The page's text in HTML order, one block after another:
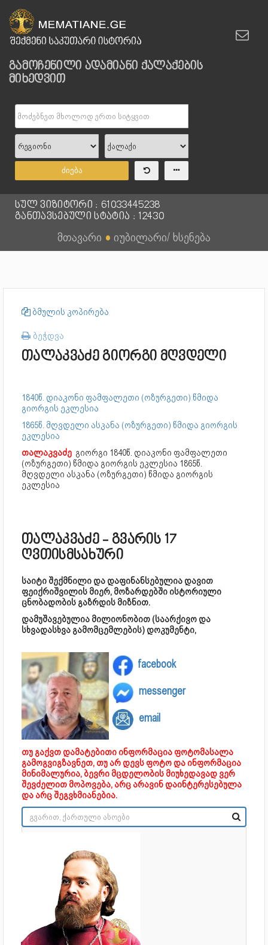
გამოჩენილი ადამიანი ქალაქების
მიხედვით
ძიება
სულ ვიზიტორი : 61033445238
განთავსებული სტატია : 12430
მთავარი ● იუბილარი/ ხსენება
ბმულის კოპირება
ბეჭდვა
თალაკვაძე გიორგი მღვდელი
1840წ. დიაკონი ფამფალეთი (ოზურგეთი) წმიდა
გიორგის ეკლესია
1865წ. მღვდელი ასკანა (ოზურგეთი) წმიდა გიორგის
ეკლესია
თალაკვაძე გიორგი 1840წ. დიაკონი ფამფალეთი
(ოზურგეთი) წმიდა გიორგის ეკლესია 1865წ.
მღვდელი ასკანა (ოზურგეთი) წმიდა გიორგის
ეკლესია
თალაკვაძე - გვარის 17
ღვთისმსახური
საიტი შექმნილი და დაფინანსებულია დავით
ფეიქრიშვილის მიერ, მოზარდებში ისტორიული
ცნობადობის გაზრდის მიზნით.
დამუშავებულია მილიონობით (საარქივო და
სხვადასხვა გამომცემლების) დოკუმენტი,
facebook
messenger
email
თუ გაქვთ დამატებითი ინფორმაცია ფოტომასალა
გამოგვიგზავნეთ, თუ არ დევს ფოტო და ინფორმაცია
მინიმალურია, ბევრი მცდელობის მიუხედავად ვერ
შევძელით მოპოვება, არც არავინ დაინტერესებულა
და არც შეგვხმიანებია.